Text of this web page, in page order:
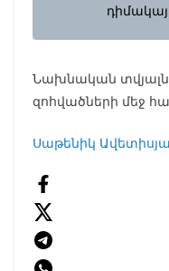
Նախնական
զոհվածների մեջ
Սաթենիկ